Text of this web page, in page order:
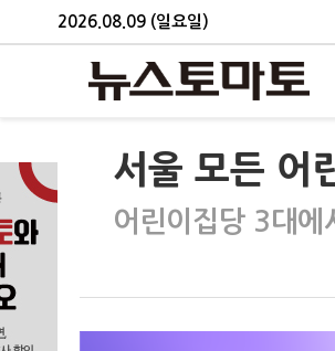
2026.08.09 (일요일)
서울 모든 어
어린이집당 3대